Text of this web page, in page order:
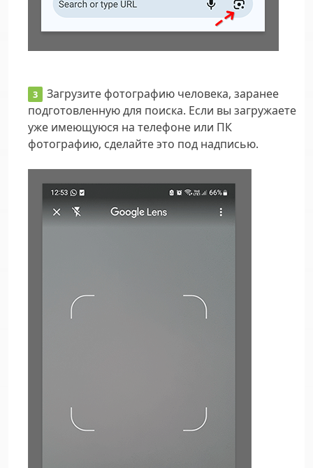
Загрузите фотографию человека, заранее
подготовленную для поиска. Если вы загружаете
уже имеющуюся на телефоне или ПК
фотографию, сделайте это под надписью.